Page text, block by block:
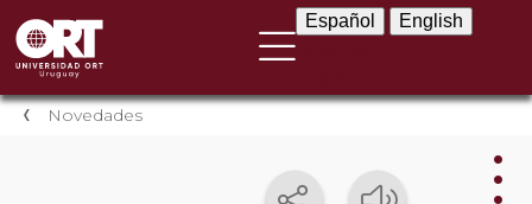
Español English
Novedades